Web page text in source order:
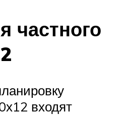
частного
входят